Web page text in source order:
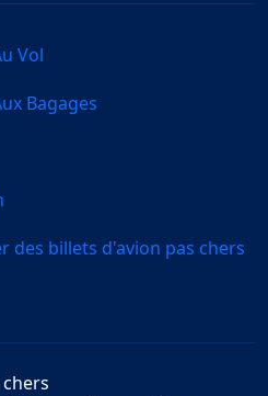
Vol
Bagages
des billets d'avion pas chers